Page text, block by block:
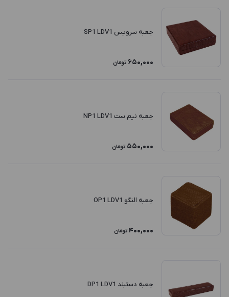
جعبه سرویس SP1 LDV1
650,000 تومان
جعبه نیم ست NP1 LDV1
550,000 تومان
جعبه النگو OP1 LDV1
400,000 تومان
جعبه دستبند DP1 LDV1